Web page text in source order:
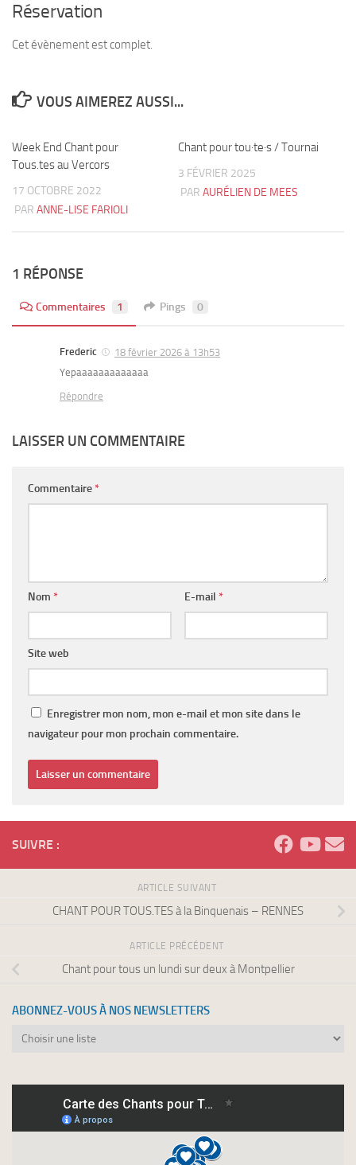
Réservation
Cet évènement est complet.
VOUS AIMEREZ AUSSI...
Week End Chant pour
Tous.tes au Vercors
17 OCTOBRE 2022
PAR ANNE-LISE FARIOLI
Chant pour tou·te·s / Tournai
3 FÉVRIER 2025
PAR AURÉLIEN DE MEES
1 RÉPONSE
Commentaires 1 Pings 0
Frederic
18 février 2026 à 13h53
Yepaaaaaaaaaaaaa
Répondre
LAISSER UN COMMENTAIRE
Commentaire *
Nom * E-mail *
Site web
Enregistrer mon nom, mon e-mail et mon site dans le
navigateur pour mon prochain commentaire.
SUIVRE :
ARTICLE SUIVANT
CHANT POUR TOUS.TES à la Binquenais – RENNES
ARTICLE PRÉCÉDENT
Chant pour tous un lundi sur deux à Montpellier
ABONNEZ-VOUS À NOS NEWSLETTERS
Abonnez-
newsletters